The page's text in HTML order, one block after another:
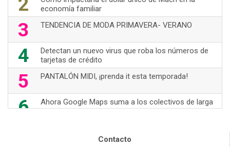
economía familiar
3 TENDENCIA DE MODA PRIMAVERA- VERANO
4
Detectan un nuevo virus que roba los números de
tarjetas de crédito
5 PANTALÓN MIDI, ¡prenda it esta temporada!
6
Ahora Google Maps suma a los colectivos de larga
distancia
Contacto